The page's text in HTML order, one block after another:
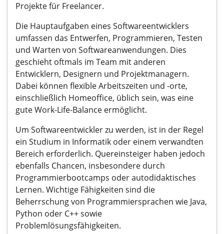
Projekte für Freelancer.
Die Hauptaufgaben eines Softwareentwicklers
umfassen das Entwerfen, Programmieren, Testen
und Warten von Softwareanwendungen. Dies
geschieht oftmals im Team mit anderen
Entwicklern, Designern und Projektmanagern.
Dabei können flexible Arbeitszeiten und -orte,
einschließlich Homeoffice, üblich sein, was eine
gute Work-Life-Balance ermöglicht.
Um Softwareentwickler zu werden, ist in der Regel
ein Studium in Informatik oder einem verwandten
Bereich erforderlich. Quereinsteiger haben jedoch
ebenfalls Chancen, insbesondere durch
Programmierbootcamps oder autodidaktisches
Lernen. Wichtige Fähigkeiten sind die
Beherrschung von Programmiersprachen wie Java,
Python oder C++ sowie
Problemlösungsfähigkeiten.